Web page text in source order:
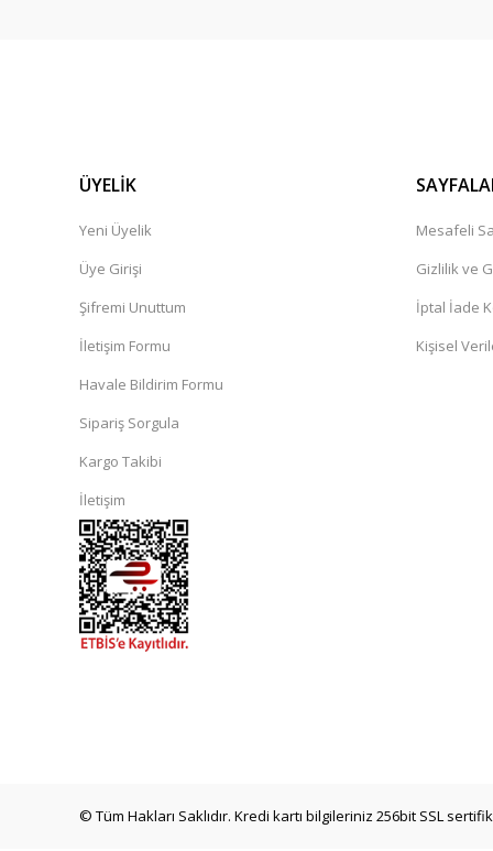
ÜYELİK
Yeni Üyelik
Üye Girişi
Şifremi Unuttum
İletişim Formu
Havale Bildirim Formu
Sipariş Sorgula
Kargo Takibi
İletişim
Mesafeli
Gizlilik ve
İptal İade
Kişisel
© Tüm Hakları Saklıdır. Kredi kartı bilgileriniz 256bit SSL